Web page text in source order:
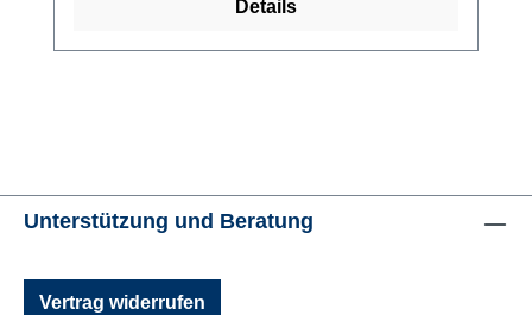
Details
Unterstützung und Beratung
Vertrag widerrufen